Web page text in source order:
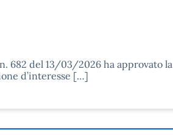
682 del 13/03/2026 ha approvato la
d’interesse […]